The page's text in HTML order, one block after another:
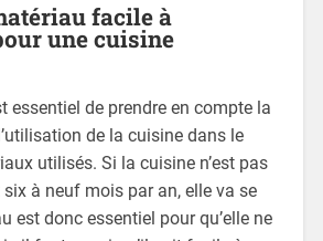
facile à
une cuisine
essentiel de prendre en compte la
de la cuisine dans le
utilisés. Si la cuisine n’est pas
à neuf mois par an, elle va se
est donc essentiel pour qu’elle ne